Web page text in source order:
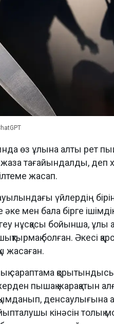
өз ұлына алты рет
тағайындалды, деп
жасап.
үйлердің
әке мен бала бірге
нұсқасы бойынша, ұлы
болған. Әкесі
жасаған.
сараптама
пышақ жарақатын
денсаулығына
кінәсін толық